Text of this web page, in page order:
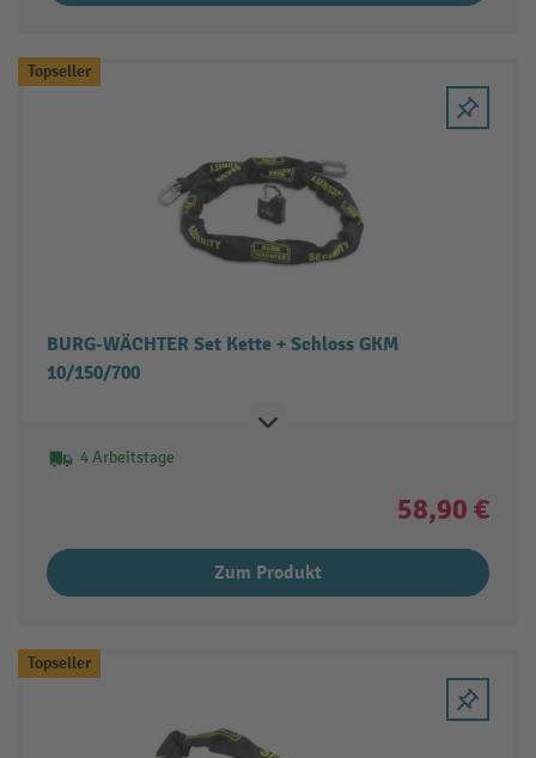
Topseller
BURG-WÄCHTER Set Kette + Schloss GKM
10/150/700
4 Arbeitstage
58,90 €
Zum Produkt
Topseller